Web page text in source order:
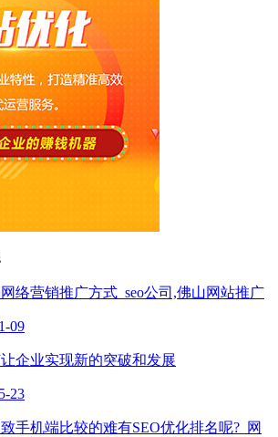
络营销推广方式_seo公司,佛山网站推广
09
企业实现新的突破和发展
23
手机端比较的难有SEO优化排名呢?_网